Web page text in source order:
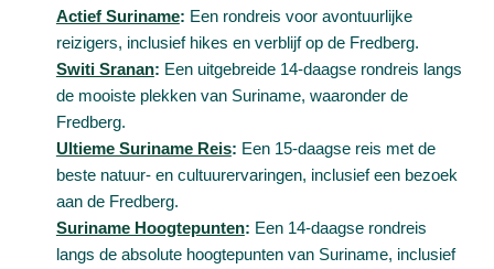
Actief Suriname: Een rondreis voor avontuurlijke
reizigers, inclusief hikes en verblijf op de Fredberg.
Switi Sranan: Een uitgebreide 14-daagse rondreis langs
de mooiste plekken van Suriname, waaronder de
Fredberg.
Ultieme Suriname Reis: Een 15-daagse reis met de
beste natuur- en cultuurervaringen, inclusief een bezoek
aan de Fredberg.
Suriname Hoogtepunten: Een 14-daagse rondreis
langs de absolute hoogtepunten van Suriname, inclusief